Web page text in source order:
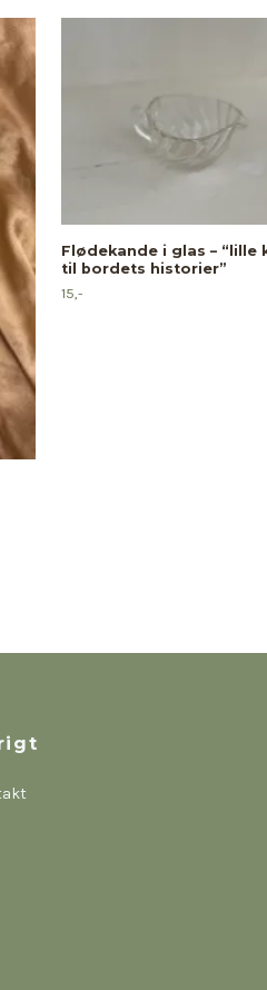
Flødekande i glas – “lille
til bordets historier”
15,-